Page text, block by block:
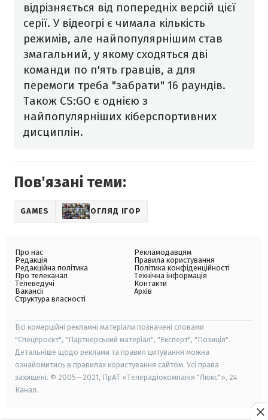
відрізняється від попередніх версій цієї
серії. У відеогрі є чимала кількість
режимів, але найпопулярнішим став
змагальний, у якому сходяться дві
команди по п'ять гравців, а для
перемоги треба "забрати" 16 раундів.
Також CS:GO є однією з
найпопулярніших кіберспортивних
дисциплін.
Пов'язані теми:
GAMES ОГЛЯД ІГОР
Про нас
Редакція
Редакційна політика
Про телеканал
Телеведучі
Вакансії
Структура власності
Рекламодавцям
Правила користування
Політика конфіденційності
Технічна інформація
Контакти
Архів
Всі комерційні рекламні матеріали позначені словами
"Спецпроєкт", "Партнерський матеріал", "Експерт", "Позиція".
Детальніше щодо реклами та правил цитування можна
ознайомитись в правилах користування сайтом. Усі права
захищені. © 2005—2021, ПрАТ «Телерадіокомпанія "Люкс"», 24
Канал.